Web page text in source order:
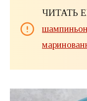
ЧИТАТЬ